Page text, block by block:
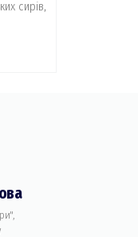
сирів,